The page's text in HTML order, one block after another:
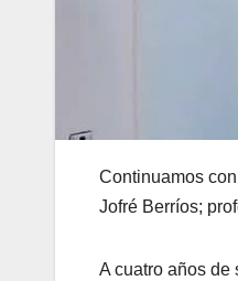
Continuamos
Jofré Berríos;
A cuatro años de